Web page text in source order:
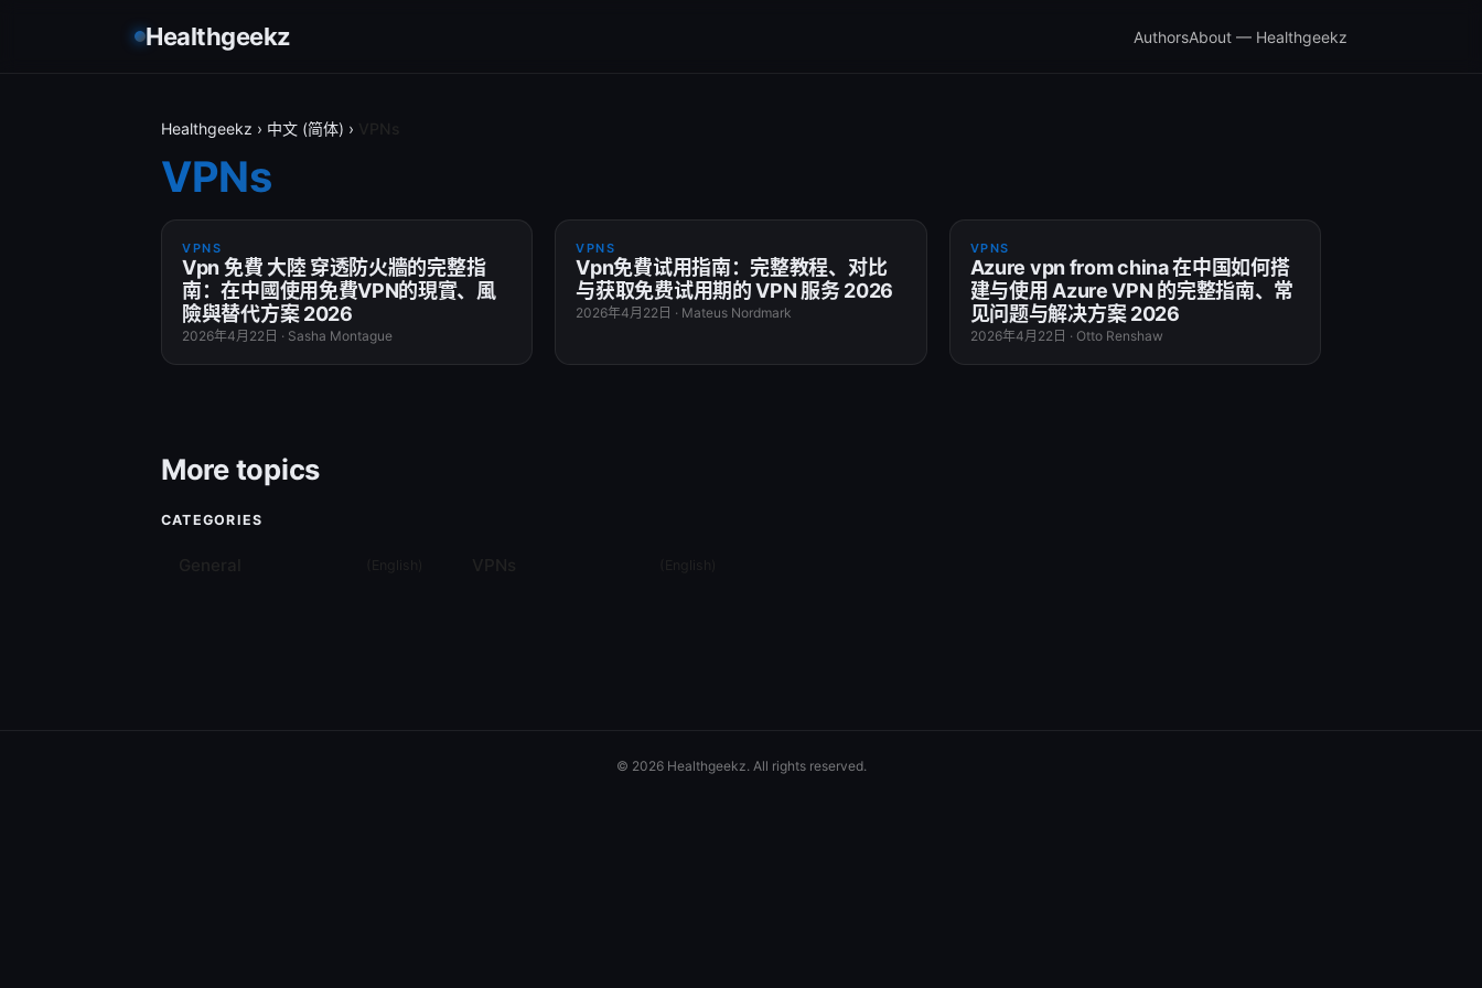
Healthgeekz AuthorsAbout — Healthgeekz
Healthgeekz › 中文 (简体) ›
VPNs
VPNS
Vpn 免費 大陸 穿透防火牆的完整指
南：在中國使用免費VPN的現實、風
險與替代方案 2026
2026年4月22日 · Sasha Montague
VPNS
Vpn免費试用指南：完整教程、对比
与获取免费试用期的 VPN 服务 2026
2026年4月22日 · Mateus Nordmark
VPNS
Azure vpn from china 在中国如何搭
建与使用 Azure VPN 的完整指南、常
见问题与解决方案 2026
2026年4月22日 · Otto Renshaw
More topics
CATEGORIES
© 2026 Healthgeekz. All rights reserved.